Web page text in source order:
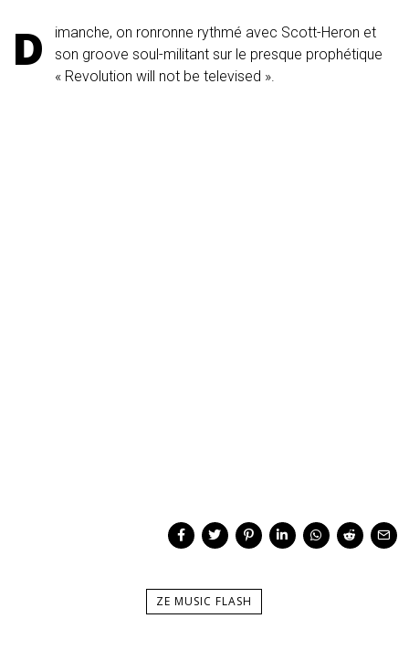
D
imanche, on ronronne rythmé avec Scott-Heron et
son groove soul-militant sur le presque prophétique
« Revolution will not be televised ».
ZE MUSIC FLASH